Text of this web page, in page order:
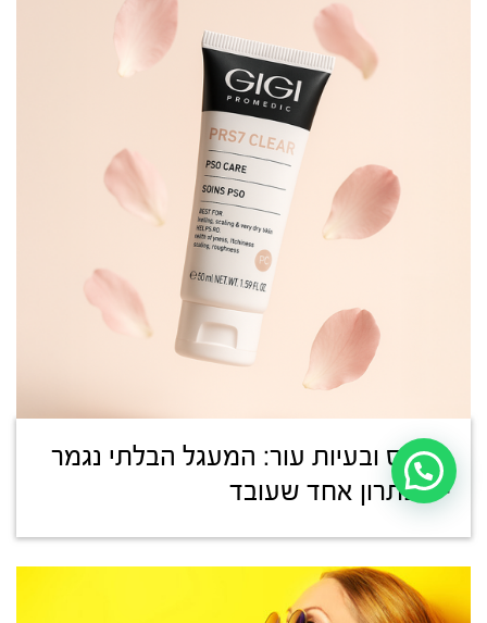
סטרס ובעיות עור: המעגל הבלתי נגמר
– ופתרון אחד שעובד